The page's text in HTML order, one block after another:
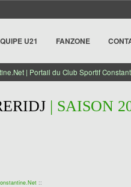
U21 FANZONE
| Portail du Club Sportif
| SAISON
::